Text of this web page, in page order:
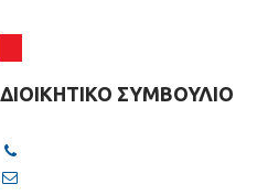
ΔΙΟΙΚΗΤΙΚΟ ΣΥΜΒΟΥΛΙΟ